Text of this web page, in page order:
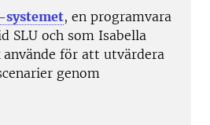
systemet, en programvara
SLU och som Isabella
för att utvärdera
genom